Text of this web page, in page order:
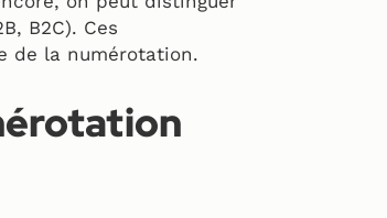
B2C). Ces
de la numérotation.